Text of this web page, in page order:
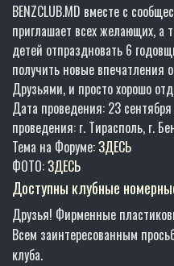
BENZCLUB.MD вместе с
приглашает всех желающих, а
детей отпраздновать 6
получить новые впечатления
Друзьями, и просто хорошо
Дата проведения: 23
проведения: г. Тирасполь, г.
Тема на Форуме:ЗДЕСЬ
ФОТО:ЗДЕСЬ
Доступны клубные
Друзья! Фирменные
Всем заинтересованным
клуба.